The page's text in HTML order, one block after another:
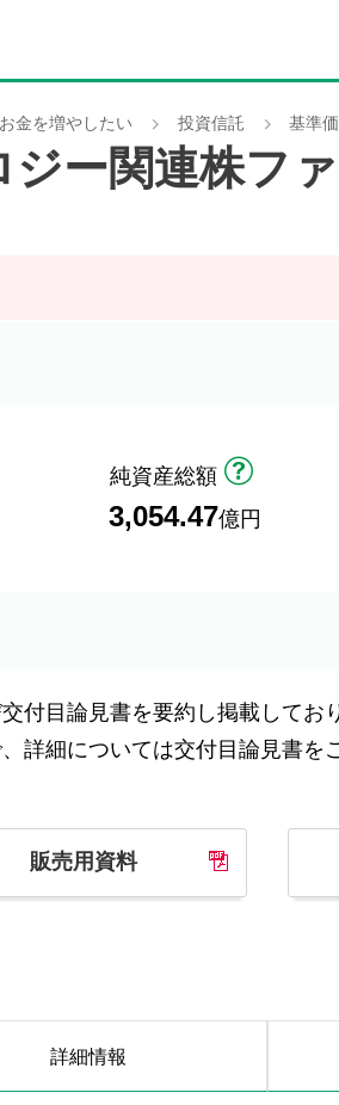
金を増やしたい 投資信託 基準
ー関連株フ
純資産総額
3,054.47億円
付目論見書を要約し掲載してお
詳細については交付目論見書を
販売用資料
詳細情報